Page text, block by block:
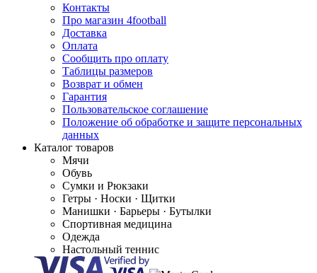
Контакты
Про магазин 4football
Доставка
Оплата
Сообщить про оплату
Таблицы размеров
Возврат и обмен
Гарантия
Пользовательское соглашение
Положение об обработке и защите персональных
данных
Каталог товаров
Мячи
Обувь
Сумки и Рюкзаки
Гетры · Носки · Щитки
Манишки · Барьеры · Бутылки
Спортивная медицина
Одежда
Настольный теннис